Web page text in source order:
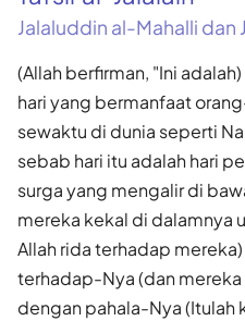
Jalaluddin al-Mahalli dan
(Allah berfirman, "Ini
hari yang bermanfaat
sewaktu di dunia seperti
sebab hari itu adalah hari
surga yang mengalir di
mereka kekal di dalamnya
Allah rida terhadap
terhadap-Nya (dan
dengan pahala-Nya (Itulah